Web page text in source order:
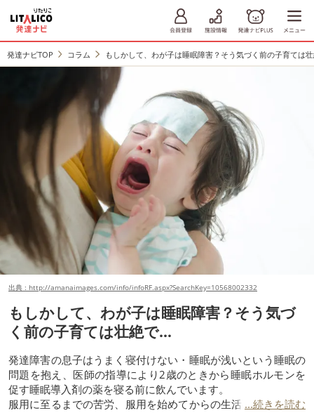
発達ナビTOP コラム もしかして、わが子は睡眠障害？そう気づく前の子育ては
出典 : http://amanaimages.com/info/infoRF.aspx?SearchKey=10568002332
もしかして、わが子は睡眠障害？そう気づ
く前の子育ては壮絶で…
発達障害の息子はうまく寝付けない・睡眠が浅いという睡眠の
問題を抱え、医師の指導により2歳のときから睡眠ホルモンを
促す睡眠導入剤の薬を寝る前に飲んでいます。
服用に至るまでの苦労、服用を始めてからの生活の変化などに
...続きを読む